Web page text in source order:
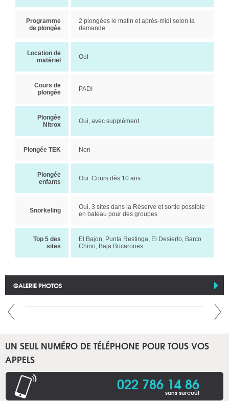
Programme
de plongée
2 plongées le matin et après-midi selon la
demande
Location de
matériel
Oui
Cours de
plongée
PADI
Plongée
Nitrox
Oui, avec supplément
Plongée TEK Non
Plongée
enfants
Oui. Cours dès 10 ans
Snorkeling
Oui, 3 sites dans la Réserve et sortie possible
en bateau pour des groupes
Top 5 des
sites
El Bajon, Punta Restinga, El Desierto, Barco
Chino, Baja Bocarones
GALERIE PHOTOS
UN SEUL NUMÉRO DE TÉLÉPHONE POUR TOUS VOS
APPELS
022 786 14 86
sans surcoût